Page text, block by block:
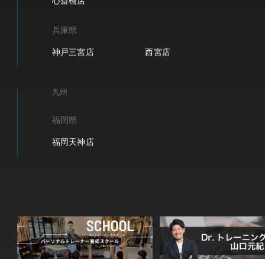
兵庫県
神戸三宮店 西宮店
九州
福岡県
福岡天神店